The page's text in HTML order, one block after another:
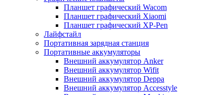
Планшет графический Wacom
Планшет графический Xiaomi
Планшет графический XP-Pen
Лайфстайл
Портативная зарядная станция
Портативные аккумуляторы
Внешний аккумулятор Anker
Внешний аккумулятор Wifit
Внешний аккумулятор Deppa
Внешний аккумулятор Accesstyle